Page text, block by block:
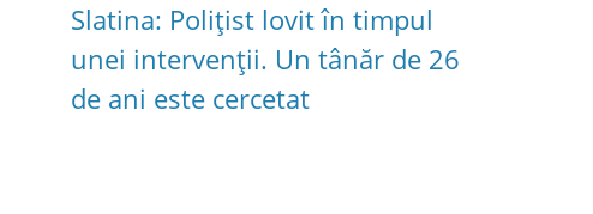
Slatina: Polițist lovit în timpul
unei intervenții. Un tânăr de 26
de ani este cercetat